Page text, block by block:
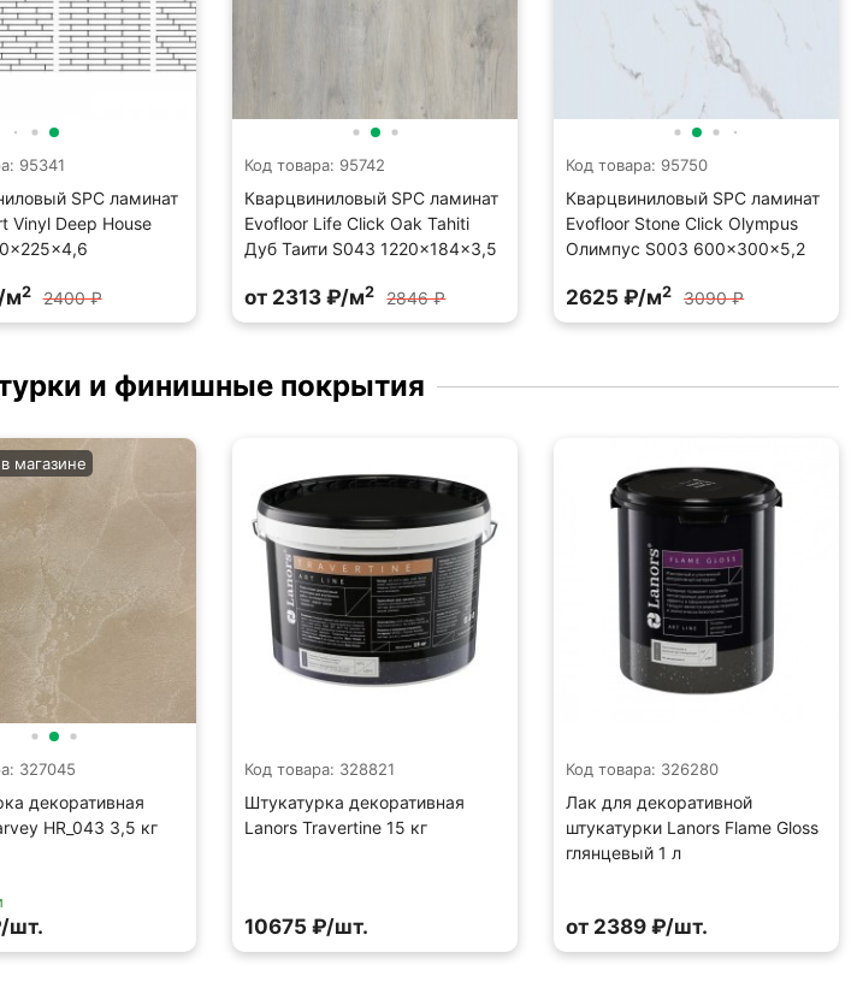
95341
SPC ламинат
Vinyl Deep House
м2 2400 ₽
Код товара: 95742
Кварцвиниловый SPC ламинат
Evofloor Life Click Oak Tahiti
Дуб Таити S043 1220×184×3,5
от 2313 ₽/м2 2846 ₽
Код товара: 95750
Кварцвиниловый SPC ламинат
Evofloor Stone Click Olympus
Олимпус S003 600×300×5,2
2625 ₽/м2 3090 ₽
и финишные покрытия
327045
декоративная
HR_043 3,5 кг
магазине
шт.
Код товара: 328821
Штукатурка декоративная
Lanors Travertine 15 кг
10675 ₽/шт.
Код товара: 326280
Лак для декоративной
штукатурки Lanors Flame Gloss
глянцевый 1 л
от 2389 ₽/шт.